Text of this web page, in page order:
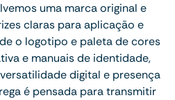
uma marca original e
claras para aplicação e
o logotipo e paleta de cores
e manuais de identidade,
digital e presença
é pensada para transmitir